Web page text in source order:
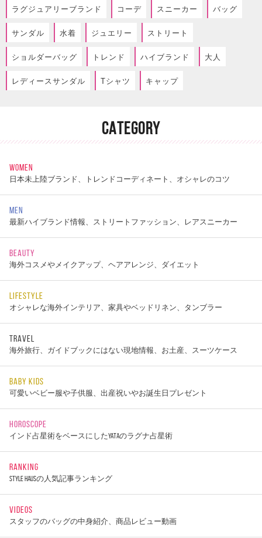
ラグジュアリーブランド コーデ スニーカー バッグ
サンダル 水着 ジュエリー ストリート
ショルダーバッグ トレンド ハイブランド 大人
レディースサンダル Tシャツ キャップ
CATEGORY
WOMEN
日本未上陸ブランド、トレンドコーディネート、オシャレのコツ
MEN
最新ハイブランド情報、ストリートファッション、レアスニーカー
BEAUTY
海外コスメやメイクアップ、ヘアアレンジ、ダイエット
LIFESTYLE
オシャレな海外インテリア、家具やベッドリネン、タンブラー
TRAVEL
海外旅行、ガイドブックにはない現地情報、お土産、スーツケース
BABY KIDS
可愛いベビー服や子供服、出産祝いやお誕生日プレゼント
HOROSCOPE
インド占星術をベースにしたYATAのラグナ占星術
RANKING
STYLE HAUSの人気記事ランキング
VIDEOS
スタッフのバッグの中身紹介、商品レビュー動画